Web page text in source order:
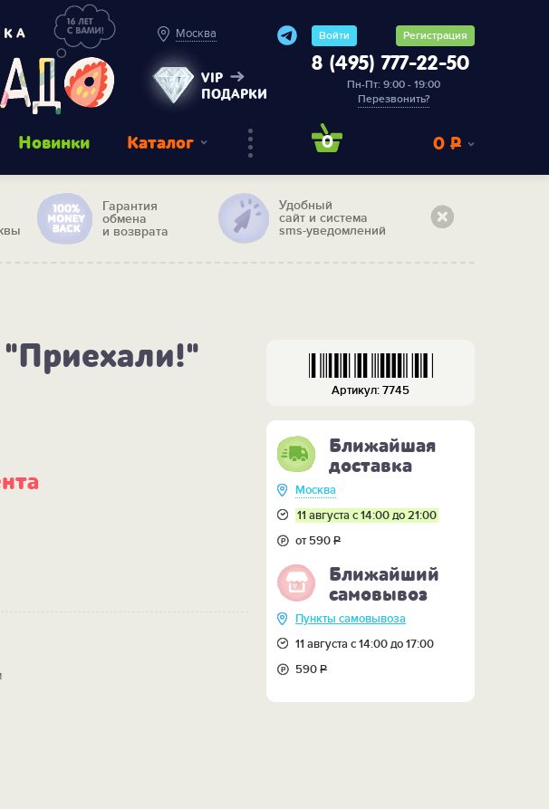
Москва
VIP
ПОДАРКИ
Войти Регистрация
8 (495) 777-22-50
Пн-Пт: 9:00 - 19:00
Перезвонить?
Новинки Каталог 0 0 Р
Гарантия
обмена
и возврата
Удобный
сайт и система
sms-уведомлений
Артикул: 7745
Ближайшая
доставка
Москва
11 августа с 14:00 до 21:00
от 590Р
Ближайший
самовывоз
Пункты самовывоза
11 августа с 14:00 до 17:00
590Р